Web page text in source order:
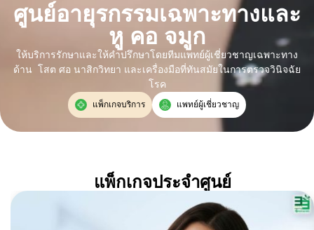
ศูนย์อายุรกรรมเฉพาะทางและ
หู คอ จมูก
ให้บริการรักษาและให้คำปรึกษาโดยทีมแพทย์ผู้เชี่ยวชาญเฉพาะทาง
ด้าน โสต ศอ นาสิกวิทยา และเครื่องมือที่ทันสมัยในการตรวจวินิจฉัย
โรค
แพ็กเกจบริการ แพทย์ผู้เชี่ยวชาญ
แพ็กเกจประจำศูนย์